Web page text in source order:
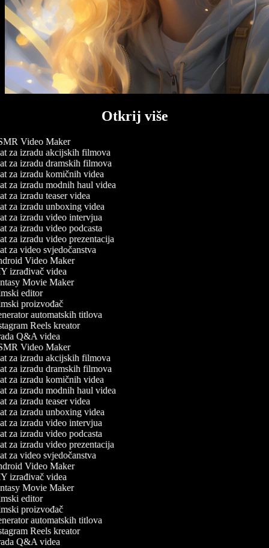
Otkrij više
Video Maker
za izradu akcijskih filmova
za izradu dramskih filmova
za izradu komičnih videa
za izradu modnih haul videa
za izradu teaser videa
za izradu unboxing videa
za izradu video intervjua
za izradu video podcasta
za izradu video prezentacija
za video svjedočanstva
Video Maker
izrađivač videa
Movie Maker
editor
proizvođač
automatskih titlova
Reels kreator
Q&A videa
Video Maker
za izradu akcijskih filmova
za izradu dramskih filmova
za izradu komičnih videa
za izradu modnih haul videa
za izradu teaser videa
za izradu unboxing videa
za izradu video intervjua
za izradu video podcasta
za izradu video prezentacija
za video svjedočanstva
Video Maker
izrađivač videa
Movie Maker
editor
proizvođač
automatskih titlova
Reels kreator
Q&A videa